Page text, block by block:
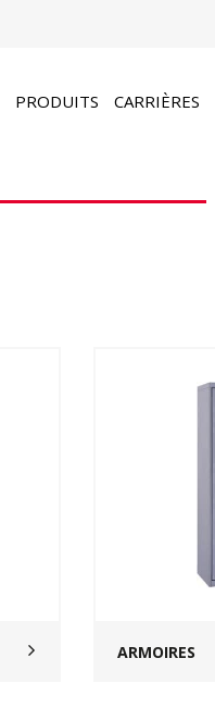
PRODUITS CARRIÈRES
ARMOIRES